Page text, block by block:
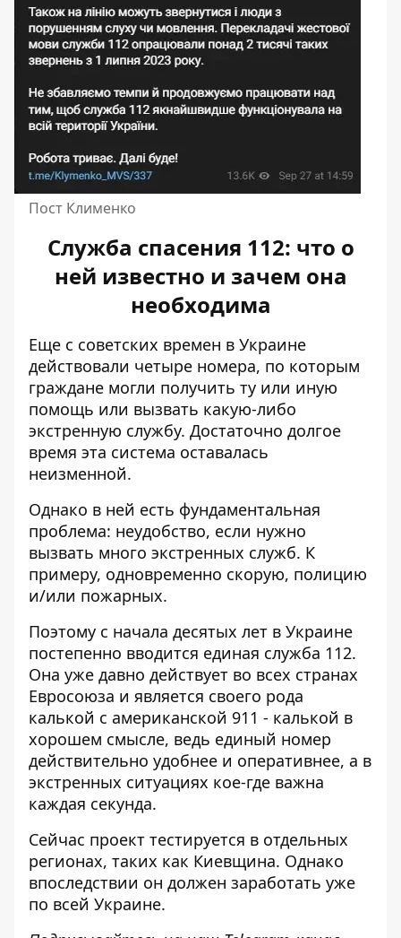
Пост Клименко
Служба спасения 112: что о
ней известно и зачем она
необходима
Еще с советских времен в Украине
действовали четыре номера, по которым
граждане могли получить ту или иную
помощь или вызвать какую-либо
экстренную службу. Достаточно долгое
время эта система оставалась
неизменной.
Однако в ней есть фундаментальная
проблема: неудобство, если нужно
вызвать много экстренных служб. К
примеру, одновременно скорую, полицию
и/или пожарных.
Поэтому с начала десятых лет в Украине
постепенно вводится единая служба 112.
Она уже давно действует во всех странах
Евросоюза и является своего рода
калькой с американской 911 - калькой в ​​
хорошем смысле, ведь единый номер
действительно удобнее и оперативнее, а в
экстренных ситуациях кое-где важна
каждая секунда.
Сейчас проект тестируется в отдельных
регионах, таких как Киевщина. Однако
впоследствии он должен заработать уже
по всей Украине.